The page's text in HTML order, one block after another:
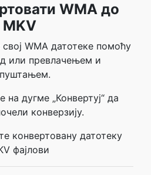
WMA до
MKV
WMA датотеке помоћу
или превлачењем и
на дугме „Конвертуј“ да
конверзију.
конвертовану датотеку
фајлови